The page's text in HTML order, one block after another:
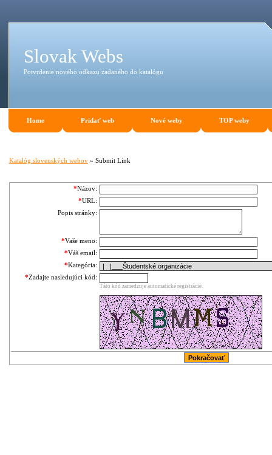
Slovak Webs
Potvrdenie nového odkazu zadaného do katalógu
Home Pridať web Nové weby TOP weby
Katalóg slovenských webov » Submit Link
*Názov:
*URL:
Popis stránky:
*Vaše meno:
*Váš email:
*Kategória:
*Zadajte nasledujúci kód:
Táto kód zamedzuje automatické registrácie.